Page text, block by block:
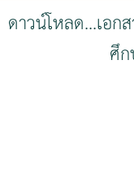
ดาวน์โหลด...เอ
ศึ